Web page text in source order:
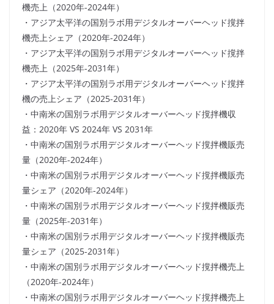
機売上（2020年-2024年）
・アジア太平洋の国別ラボ用デジタルオーバーヘッド撹拌
機売上シェア（2020年-2024年）
・アジア太平洋の国別ラボ用デジタルオーバーヘッド撹拌
機売上（2025年-2031年）
・アジア太平洋の国別ラボ用デジタルオーバーヘッド撹拌
機の売上シェア（2025-2031年）
・中南米の国別ラボ用デジタルオーバーヘッド撹拌機収
益：2020年 VS 2024年 VS 2031年
・中南米の国別ラボ用デジタルオーバーヘッド撹拌機販売
量（2020年-2024年）
・中南米の国別ラボ用デジタルオーバーヘッド撹拌機販売
量シェア（2020年-2024年）
・中南米の国別ラボ用デジタルオーバーヘッド撹拌機販売
量（2025年-2031年）
・中南米の国別ラボ用デジタルオーバーヘッド撹拌機販売
量シェア（2025-2031年）
・中南米の国別ラボ用デジタルオーバーヘッド撹拌機売上
（2020年-2024年）
・中南米の国別ラボ用デジタルオーバーヘッド撹拌機売上